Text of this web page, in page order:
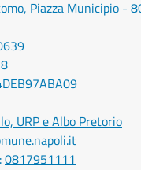
Piazza Municipio -
URP e Albo Pretorio
0817951111